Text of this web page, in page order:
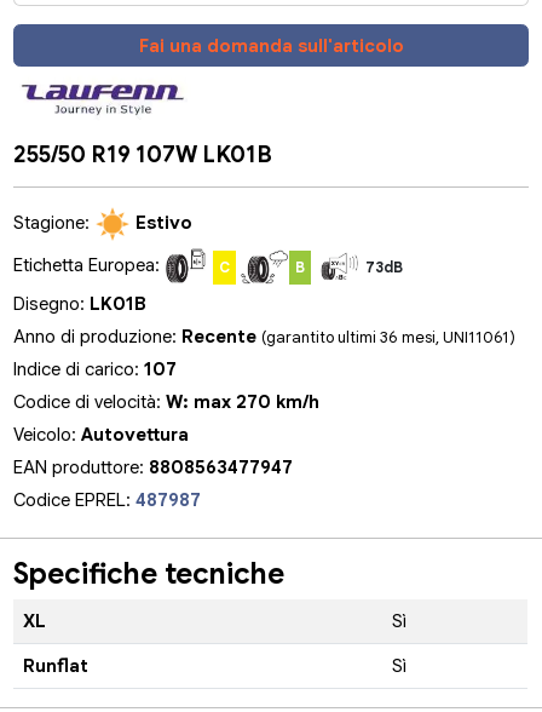
Fai una domanda sull'articolo
255/50 R19 107W LK01B
Stagione:
Estivo
Etichetta Europea:
C B 73dB
Disegno: LK01B
Anno di produzione: Recente(garantito ultimi 36 mesi, UNI11061)
Indice di carico:107
Codice di velocità:W: max 270 km/h
Veicolo:Autovettura
EAN produttore: 8808563477947
Codice EPREL:487987
Specifiche tecniche
XL Sì
Runflat Sì